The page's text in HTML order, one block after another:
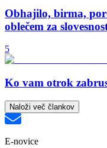
Obhajilo, birma,
oblečem za
5
Ko vam otrok
Naloži več člankov
E-novice